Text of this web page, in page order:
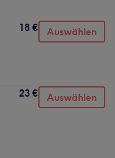
18 € Auswählen
23 € Auswählen